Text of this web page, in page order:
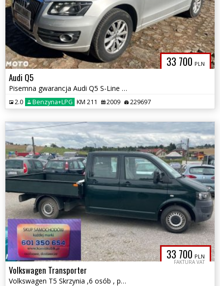
33 700 PLN
Audi Q5
Pisemna gwarancja Audi Q5 S-Line z instalacją gazową
2.0 Benzyna+LPG KM 211 2009 229697
33 700 PLN
FAKTURA VAT
Volkswagen Transporter
Volkswagen T5 Skrzynia ,6 osób , paka , rama , kontener